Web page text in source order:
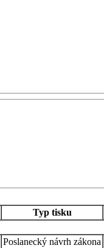
Typ tisku
Poslanecký návrh zákona